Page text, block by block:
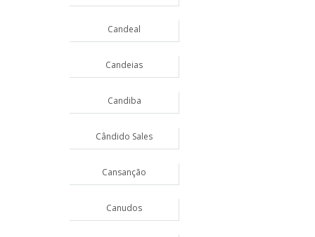
Candeal
Candeias
Candiba
Cândido Sales
Cansanção
Canudos